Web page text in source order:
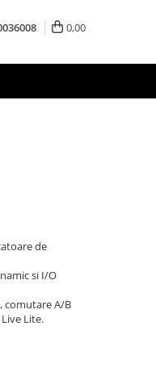
0,00
de
si I/O
comutare A/B
Lite.